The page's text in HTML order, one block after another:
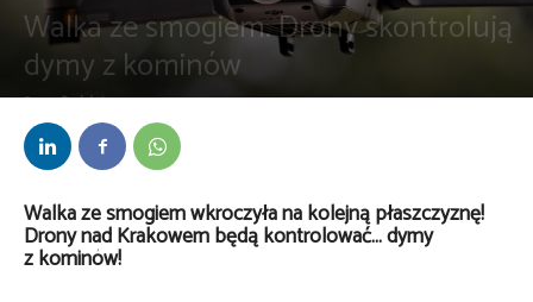
Walka ze smogiem. Drony skontrolują
dymy z kominów
Przez Redakcja- 19 grudnia 2017
Walka ze smogiem wkroczyła na kolejną płaszczyznę!
Drony nad Krakowem będą kontrolować… dymy
z kominów!